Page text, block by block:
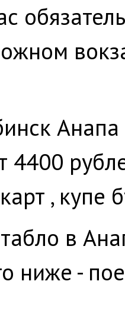
4400
, купе
в
ниже -